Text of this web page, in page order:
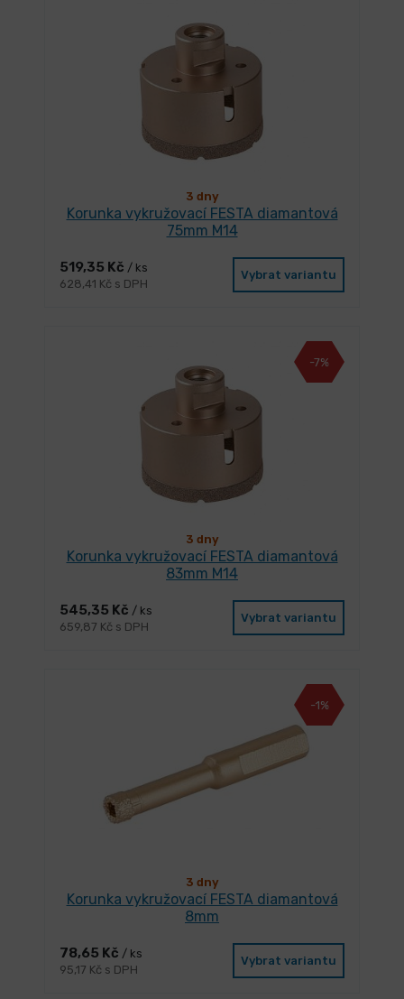
3 dny
Korunka vykružovací FESTA diamantová
75mm M14
519,35 Kč / ks
628,41 Kč s DPH
Vybrat variantu
-7%
3 dny
Korunka vykružovací FESTA diamantová
83mm M14
545,35 Kč / ks
659,87 Kč s DPH
Vybrat variantu
-1%
3 dny
Korunka vykružovací FESTA diamantová
8mm
78,65 Kč / ks
95,17 Kč s DPH
Vybrat variantu